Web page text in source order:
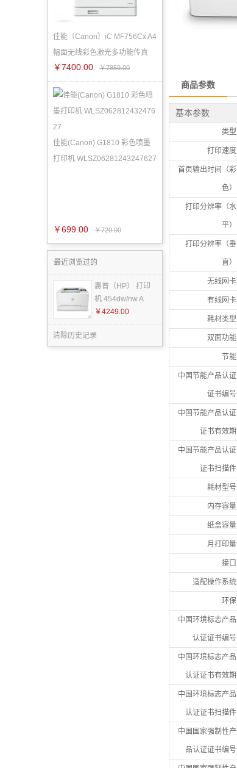
佳能（Canon）iC MF756Cx A4
幅面无线彩色激光多功能传真
￥7400.00 ￥7859.00
佳能(Canon) G1810 彩色喷墨
打印机 WLSZ06281243247627
￥699.00 ￥720.00
最近浏览过的
惠普（HP） 打印
机 454dw/nw A
￥4249.00
清除历史记录
商品参数
基本参数
类型
打印速度
首页输出时间（彩
色）
打印分辨率（水
平）
打印分辨率（垂
直）
无线网卡
有线网卡
耗材类型
双面功能
节能
中国节能产品认证
证书编号
中国节能产品认证
证书有效期
中国节能产品认证
证书扫描件
耗材型号
内存容量
纸盒容量
月打印量
接口
适配操作系统
环保
中国环境标志产品
认证证书编号
中国环境标志产品
认证证书有效期
中国环境标志产品
认证证书扫描件
中国国家强制性产
品认证证书编号